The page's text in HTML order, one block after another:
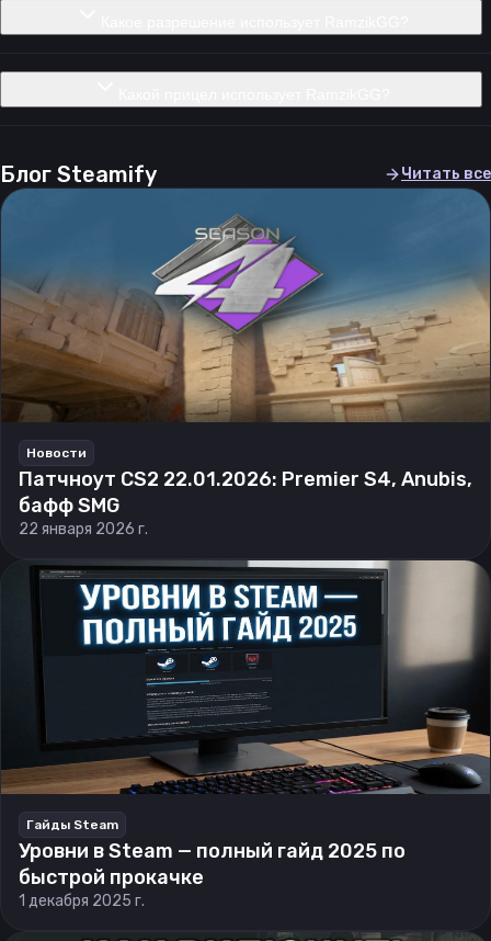
Блог Steamify Читать все
Новости
Патчноут CS2 22.01.2026: Premier S4, Anubis,
бафф SMG
22 января 2026 г.
Гайды Steam
Уровни в Steam — полный гайд 2025 по
быстрой прокачке
1 декабря 2025 г.